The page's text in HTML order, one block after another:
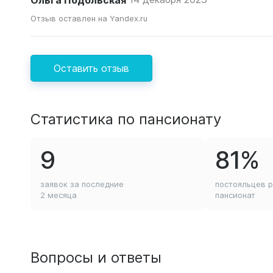
Отзыв оставлен на Yandex.ru
Оставить отзыв
Статистика по пансионату
9
заявок за последние
2 месяца
81%
постояльцев
пансионат
Вопросы и ответы